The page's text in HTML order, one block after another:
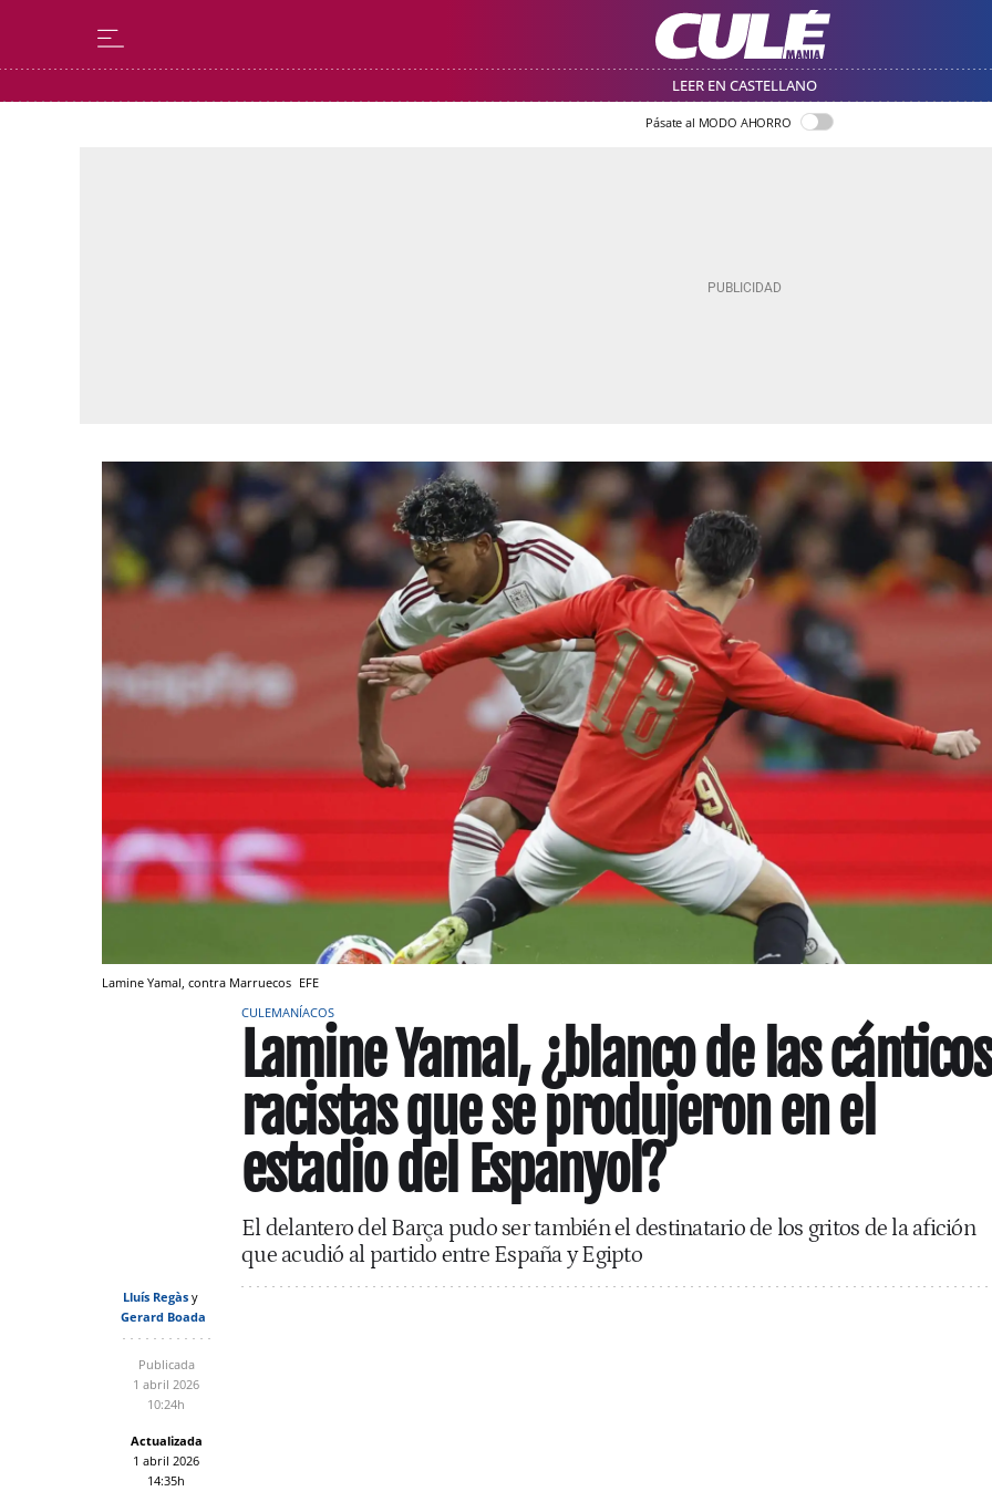
LEER EN CASTELLANO
Pásate al MODO AHORRO
Lamine Yamal, contra Marruecos EFE
CULEMANÍACOS
Lamine Yamal, ¿blanco de las cánticos
racistas que se produjeron en el
estadio del Espanyol?
El delantero del Barça pudo ser también el destinatario de los gritos de la afición
que acudió al partido entre España y Egipto
Lluís Regàs
Gerard Boada
Publicada
1 abril 2026
10:24h
Actualizada
1 abril 2026
14:35h